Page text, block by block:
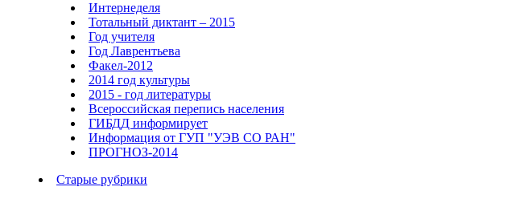
Интернеделя
Тотальный диктант – 2015
Год учителя
Год Лаврентьева
Факел-2012
2014 год культуры
2015 - год литературы
Всероссийская перепись населения
ГИБДД информирует
Информация от ГУП "УЭВ СО РАН"
ПРОГНОЗ-2014
Старые рубрики